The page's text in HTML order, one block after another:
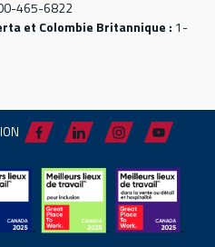
465-6822
et Colombie Britannique : 1-